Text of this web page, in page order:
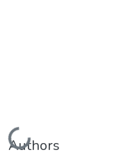
Cargando...
Authors